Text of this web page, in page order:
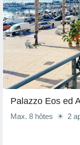
Palazzo Eos ed
Max. 8 hôtes ☀ 2